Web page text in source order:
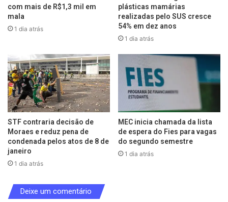
com mais de R$1,3 mil em
mala
1 dia atrás
plásticas mamárias
realizadas pelo SUS cresce
54% em dez anos
1 dia atrás
STF contraria decisão de
Moraes e reduz pena de
condenada pelos atos de 8 de
janeiro
1 dia atrás
MEC inicia chamada da lista
de espera do Fies para vagas
do segundo semestre
1 dia atrás
Deixe um comentário